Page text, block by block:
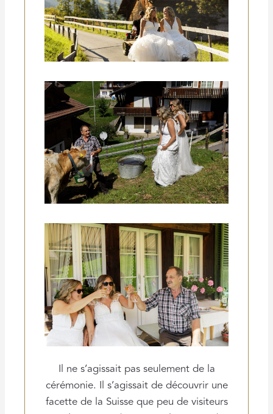
Il ne s’agissait pas seulement de la
cérémonie. Il s’agissait de découvrir une
facette de la Suisse que peu de visiteurs